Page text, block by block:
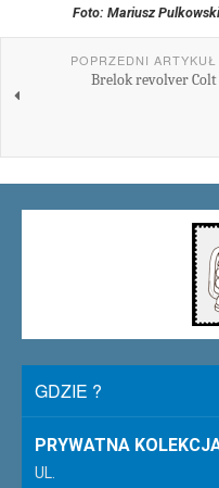
Foto: Mariusz
POPRZEDNI ARTYKUŁ
Brelok revolver Colt
GDZIE ?
PRYWATNA
UL.